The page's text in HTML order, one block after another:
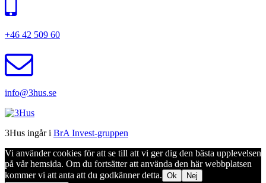
+46 42 509 60
info@3hus.se
3Hus ingår i BrA Invest-gruppen
Vi använder cookies för att se till att vi ger dig den bästa upplevelsen
på vår hemsida. Om du fortsätter att använda den här webbplatsen
kommer vi att anta att du godkänner detta. Ok Nej